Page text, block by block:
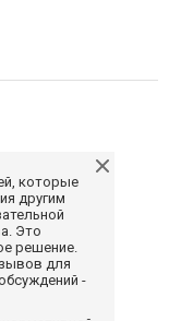
которые
другим
Это
решение.
для
-